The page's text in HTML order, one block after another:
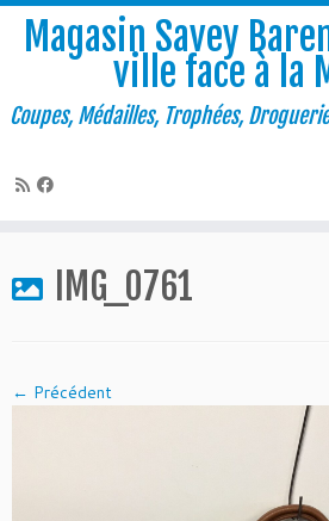
contenu
Magasin Savey
ville face à la
Coupes, Médailles, Trophées,
IMG_0761
← Précédent